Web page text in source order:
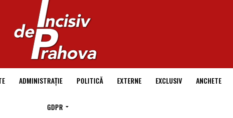
ADMINISTRAȚIE POLITICĂ EXTERNE EXCLUSIV ANCHETE
GDPR